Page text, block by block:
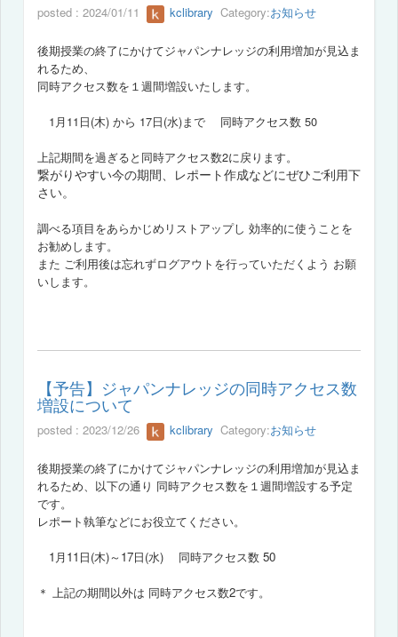
posted : 2024/01/11 kclibrary Category:お知らせ
後期授業の終了にかけてジャパンナレッジの利用増加が見込ま
れるため、
同時アクセス数を１週間増設いたします。
1月11日(木) から 17日(水)まで 同時アクセス数 50
上記期間を過ぎると同時アクセス数2に戻ります。
繋がりやすい今の期間、レポート作成などにぜひご利用下
さい。
調べる項目をあらかじめリストアップし 効率的に使うことを
お勧めします。
また ご利用後は忘れずログアウトを行っていただくよう お願
いします。
【予告】ジャパンナレッジの同時アクセス数
増設について
posted : 2023/12/26 kclibrary Category:お知らせ
後期授業の終了にかけてジャパンナレッジの利用増加が見込ま
れるため、 以下の通り 同時アクセス数を１週間増設する予定
です。
レポート執筆などにお役立てください。
1月11日(木)～17日(水) 同時アクセス数 50
＊ 上記の期間以外は 同時アクセス数2です。